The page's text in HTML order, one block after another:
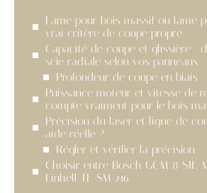
Lame pour bois massif ou lame
vrai critère de coupe propre
Capacité de coupe et glissière :
scie radiale selon vos panneaux
Profondeur de coupe en biais
Puissance moteur et vitesse de
compte vraiment pour le bois
Précision du laser et ligne de
aide réelle ?
Régler et vérifier la précision
Choisir entre Bosch GCM 8 SJL,
Einhell TE-SM 216